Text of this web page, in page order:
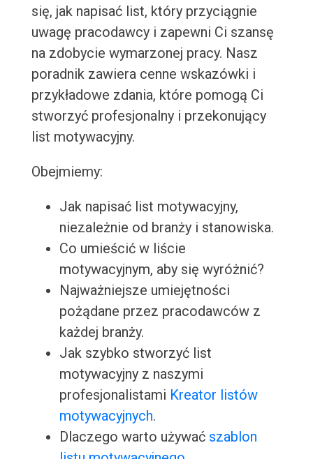
się, jak napisać list, który przyciągnie
uwagę pracodawcy i zapewni Ci szansę
na zdobycie wymarzonej pracy. Nasz
poradnik zawiera cenne wskazówki i
przykładowe zdania, które pomogą Ci
stworzyć profesjonalny i przekonujący
list motywacyjny.
Obejmiemy:
Jak napisać list motywacyjny,
niezależnie od branży i stanowiska.
Co umieścić w liście
motywacyjnym, aby się wyróżnić?
Najważniejsze umiejętności
pożądane przez pracodawców z
każdej branży.
Jak szybko stworzyć list
motywacyjny z naszymi
profesjonalistami Kreator listów
motywacyjnych.
Dlaczego warto używać szablon